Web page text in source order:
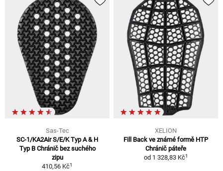
Sas-Tec
SC-1/KA2Air S/E/K Typ A & H
Typ B Chránič bez suchého
zipu
410,56 Kč1
XELION
Fill Back ve známé formě HTP
Chránič páteře
od 1 328,83 Kč1